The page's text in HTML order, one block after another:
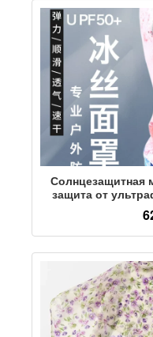
Солнцезащитная
защита от
ушками,
ледяной